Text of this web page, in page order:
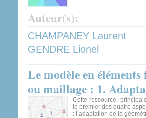
Auteur(s):
CHAMPANEY Laurent
GENDRE Lionel
Le modèle en
ou maillage : 1.
Cette ressource,
le premier des quatre
: l’adaptation de la